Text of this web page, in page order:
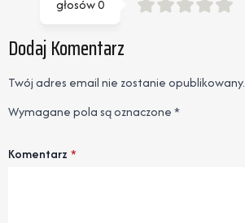
głosów0
Dodaj Komentarz
Twój adres email nie zostanie opublikowany.
Wymagane pola są oznaczone*
Komentarz *